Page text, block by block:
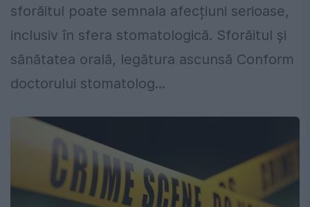
sforăitul poate semnala afecțiuni serioase,
inclusiv în sfera stomatologică. Sforăitul și
sănătatea orală, legătura ascunsă Conform
doctorului stomatolog...